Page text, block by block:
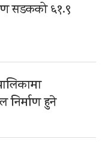
सडकको ६१.९
निर्माण हुने